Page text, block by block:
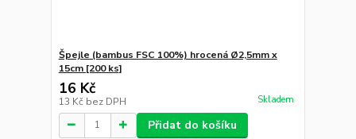
Špejle (bambus FSC 100%) hrocená Ø2,5mm x
15cm [200 ks]
16 Kč
13 Kč bez DPH Skladem
Přidat do košíku